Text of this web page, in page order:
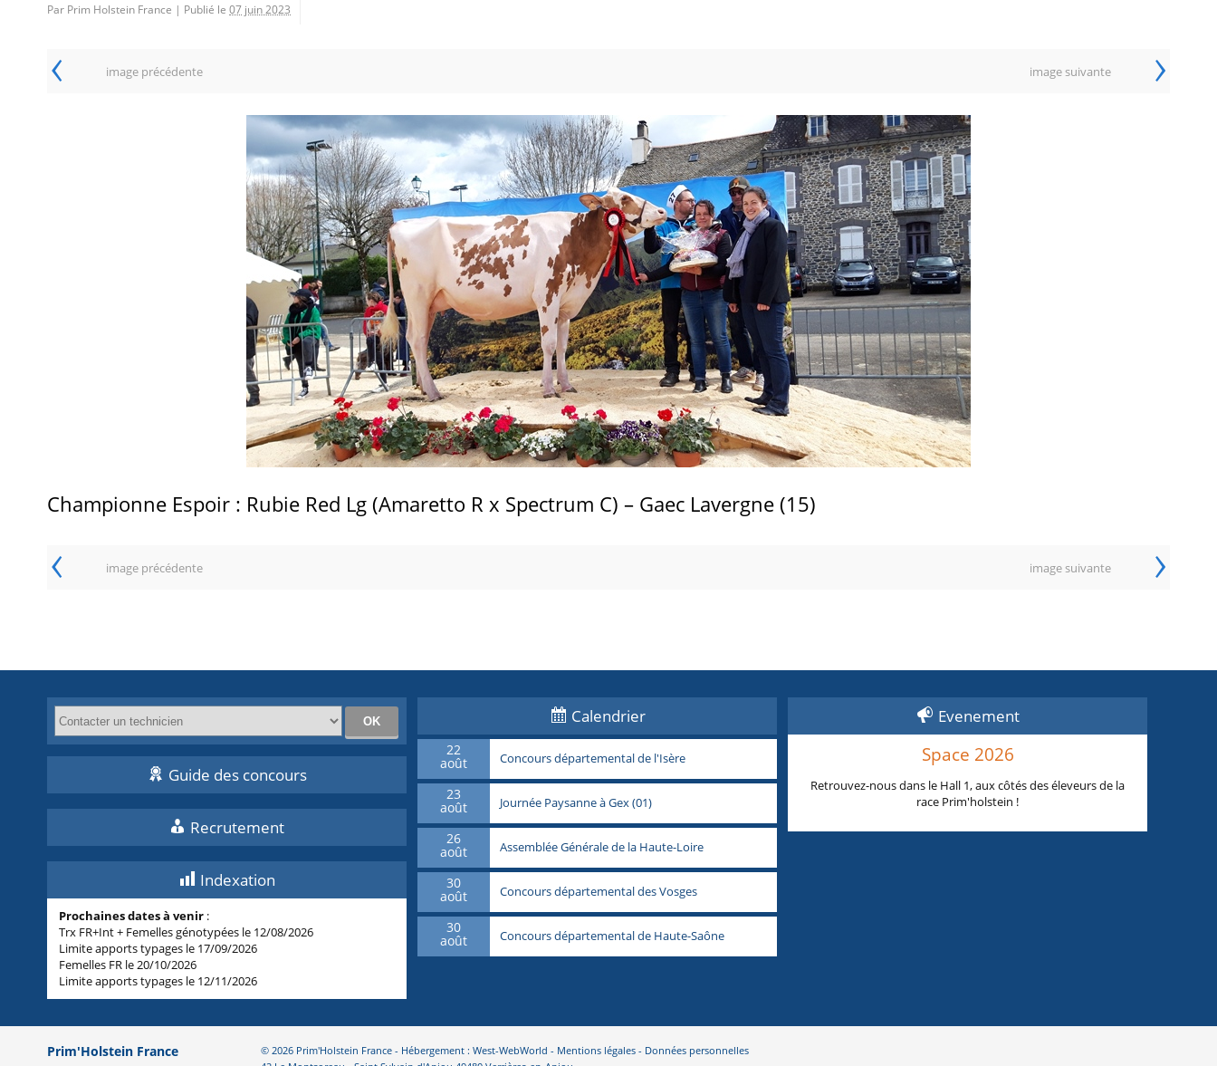
Par Prim Holstein France | Publié le 07 juin 2023
‹ image précédente image suivante ›
Championne Espoir : Rubie Red Lg (Amaretto R x Spectrum C) – Gaec Lavergne (15)
‹ image précédente image suivante ›
Guide des concours
Recrutement
Indexation
Prochaines dates à venir :
Trx FR+Int + Femelles génotypées le 12/08/2026
Limite apports typages le 17/09/2026
Femelles FR le 20/10/2026
Limite apports typages le 12/11/2026
Calendrier
22
août Concours départemental de l'Isère
23
août Journée Paysanne à Gex (01)
26
août Assemblée Générale de la Haute-Loire
30
août Concours départemental des Vosges
30
août Concours départemental de Haute-Saône
Evenement
Space 2026
Retrouvez-nous dans le Hall 1, aux côtés des éleveurs de la
race Prim'holstein !
Prim'Holstein France © 2026 Prim'Holstein France - Hébergement : West-WebWorld - Mentions légales- Données personnelles